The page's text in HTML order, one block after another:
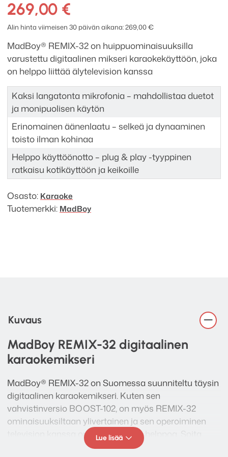
digitaalinen
karaokemikseri
määrä
269,00 €
Alin hinta viimeisen 30 päivän aikana:269,00€
MadBoy® REMIX-32 on huippuominaisuuksilla
varustettu digitaalinen mikseri karaokekäyttöön, joka
on helppo liittää älytelevision kanssa
Kaksi langatonta mikrofonia – mahdollistaa duetot
ja monipuolisen käytön
Erinomainen äänenlaatu – selkeä ja dynaaminen
toisto ilman kohinaa
Helppo käyttöönotto – plug & play -tyyppinen
ratkaisu kotikäyttöön ja keikoille
Osasto: Karaoke
Tuotemerkki: MadBoy
Kuvaus
MadBoy REMIX-32 digitaalinen
karaokemikseri
MadBoy® REMIX-32 on Suomessa suunniteltu täysin
digitaalinen karaokemikseri. Kuten sen
vahvistinversio BOOST-102, on myös REMIX-32
ominaisuuksiltaan ylivertainen ja sen operoiminen
television kanssa on äärimmäisen helppoa. Soita
karaokebiisejä suoraan älytelevisiosta tai kytke
Lue lisää